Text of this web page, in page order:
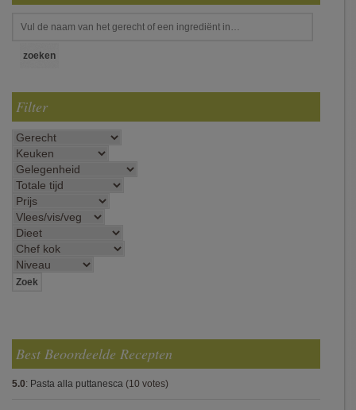
Filter
Best Beoordeelde Recepten
5.0: Pasta alla puttanesca (10 votes)